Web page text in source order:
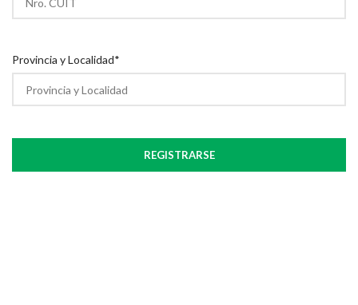
Provincia y Localidad*